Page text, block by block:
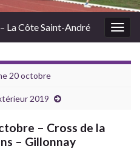
La Côte Saint-André
20 octobre
2019
– Cross de la
– Gillonnay